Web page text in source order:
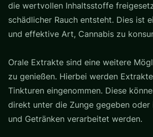
die wertvollen Inhaltsstoffe
schädlicher Rauch entsteht. Dies ist
und effektive Art, Cannabis zu
Orale Extrakte sind eine weitere
zu genießen. Hierbei werden
Tinkturen eingenommen. Diese
direkt unter die Zunge gegeben oder
und Getränken verarbeitet werden.